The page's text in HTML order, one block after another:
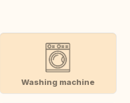
Washing machine